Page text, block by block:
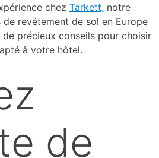
chez Tarkett, notre
revêtement de sol en Europe
précieux conseils pour choisir
à votre hôtel.
de